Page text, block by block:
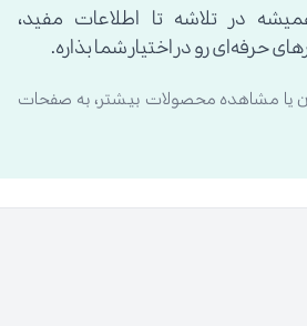
در تلاشه تا اطلاعات مفید،
حرفه‌ای رو در اختیار شما بذاره.
یا مشاهده محصولات بیشتر، به صفحات